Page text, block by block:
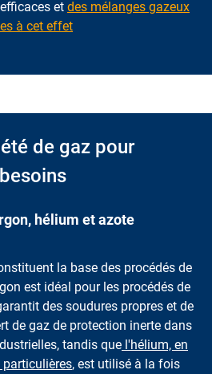
et des mélanges gazeux
à cet effet
de gaz pour
hélium et azote
la base des procédés de
est idéal pour les procédés de
des soudures propres et de
de gaz de protection inerte dans
tandis que l'hélium, en
particulières, est utilisé à la fois